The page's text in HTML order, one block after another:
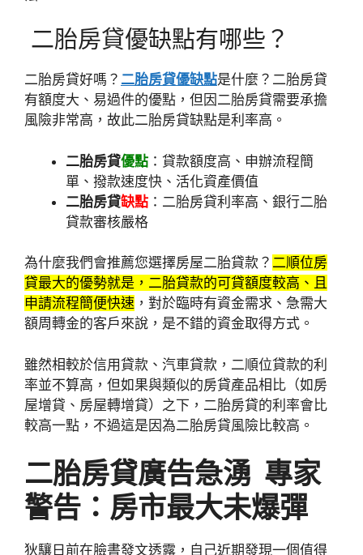
二胎房貸優缺點有哪些？
二胎房貸好嗎？ 二胎房貸優缺點是什麼？二胎房貸
有額度大、易過件的優點，但因二胎房貸需要承擔
風險非常高，故此二胎房貸缺點是利率高。
二胎房貸優點 ：貸款額度高、申辦流程簡
單、撥款速度快、活化資產價值
二胎房貸缺點 ：二胎房貸利率高、銀行二胎
貸款審核嚴格
為什麼我們會推薦您選擇房屋二胎貸款？ 二順位房
貸最大的優勢就是，二胎貸款的可貸額度較高、且
申請流程簡便快速 ，對於臨時有資金需求、急需大
額周轉金的客戶來說，是不錯的資金取得方式。
雖然相較於信用貸款、汽車貸款，二順位貸款的利
率並不算高，但如果與類似的房貸產品相比（如房
屋增貸、房屋轉增貸）之下，二胎房貸的利率會比
較高一點，不過這是因為二胎房貸風險比較高。
二胎房貸廣告急湧 專家
警告：房市最大未爆彈
狄驤日前在臉書發文透露，自己近期發現一個值得